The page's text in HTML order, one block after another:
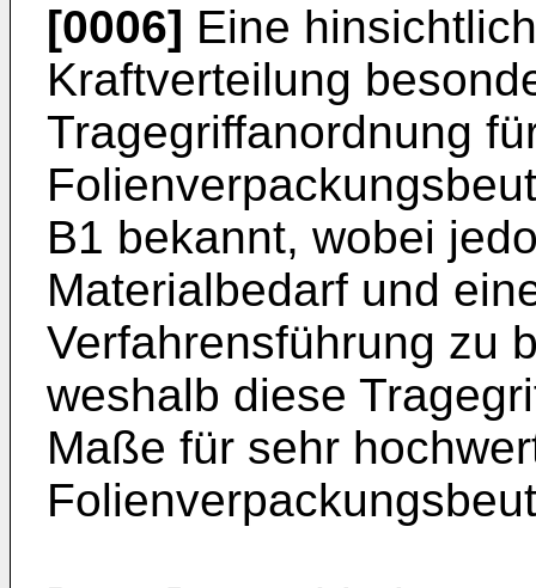
[0006] Eine
Kraftverteilung
Tragegriffanordnung
B1 bekannt, wobei
Materialbedarf und
Verfahrensführung zu
weshalb diese
Maße für sehr